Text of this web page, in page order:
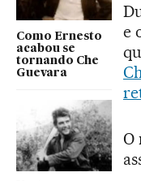
Como Ernesto
acabou se
tornando Che
Guevara
e
O